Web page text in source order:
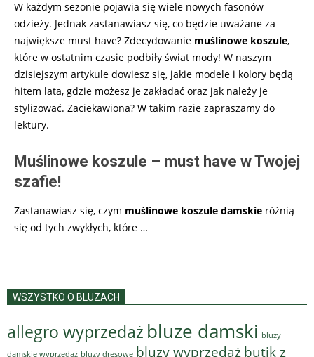
W każdym sezonie pojawia się wiele nowych fasonów
odzieży. Jednak zastanawiasz się, co będzie uważane za
największe must have? Zdecydowanie muślinowe koszule,
które w ostatnim czasie podbiły świat mody! W naszym
dzisiejszym artykule dowiesz się, jakie modele i kolory będą
hitem lata, gdzie możesz je zakładać oraz jak należy je
stylizować. Zaciekawiona? W takim razie zapraszamy do
lektury.
Muślinowe koszule – must have w Twojej
szafie!
Zastanawiasz się, czym muślinowe koszule damskie różnią
się od tych zwykłych, które …
WSZYSTKO O BLUZACH
allegro wyprzedaż bluze damski bluzy
damskie wyprzedaż bluzy dresowe bluzy wyprzedaż butik z